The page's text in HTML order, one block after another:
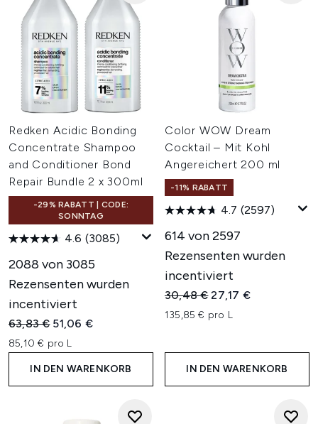
Redken Acidic Bonding
Concentrate Shampoo
and Conditioner Bond
Repair Bundle 2 x 300ml
-29% RABATT | CODE:
SONNTAG
4.6 (3085)
2088 von 3085
Rezensenten wurden
incentiviert
Unverbindliche Preisempfehlung:
63,83 € Aktueller Preis:
51,06 €
85,10 € pro L
IN DEN WARENKORB
Color WOW Dream
Cocktail – Mit Kohl
Angereichert 200 ml
-11% RABATT
4.7 (2597)
614 von 2597
Rezensenten wurden
incentiviert
Unverbindliche
30,48 €Aktueller Preis:
27,17 €
135,85 € pro L
IN DEN WARENKORB